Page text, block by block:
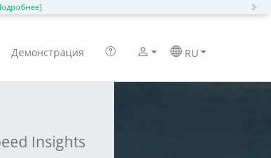
Демонстрация RU
Insights